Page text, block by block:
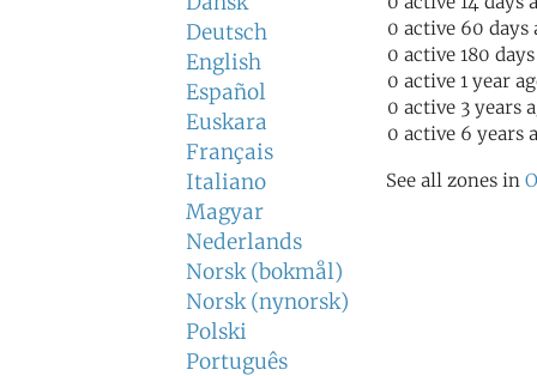
Deutsch
English
Español
Euskara
Français
Italiano
Magyar
Nederlands
Norsk (bokmål)
Norsk (nynorsk)
Polski
Português
0 active 60 days
0 active 180
0 active 1 year
0 active 3 years
0 active 6 years
See all zones in